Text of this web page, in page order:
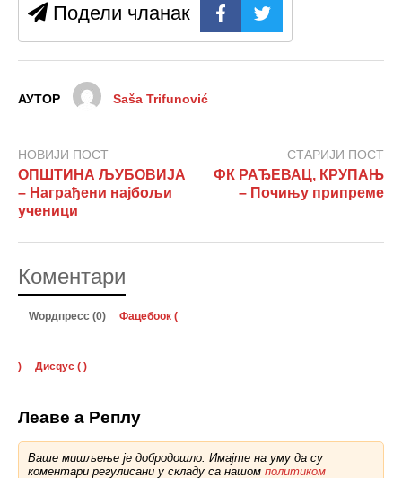
Подели чланак
АУТОР Saša Trifunović
НОВИЈИ ПОСТ
ОПШТИНА ЉУБОВИЈА
– Награђени најбољи
ученици
СТАРИЈИ ПОСТ
ФК РАЂЕВАЦ, КРУПАЊ
– Почињу припреме
Коментари
Wордпресс (0) Фацебоок (
) Дисqус ( )
Леаве а Реплy
Ваше мишљење је добродошло. Имајте на уму да су
коментари регулисани у складу са нашом политиком